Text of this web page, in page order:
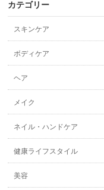
カテゴリー
スキンケア
ボディケア
ヘア
メイク
ネイル・ハンドケア
健康ライフスタイル
美容